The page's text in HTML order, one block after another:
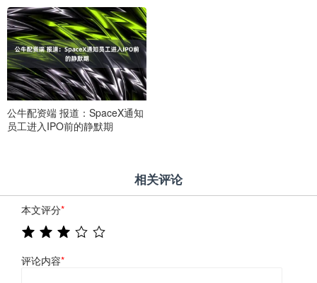
公牛配资端 报道：SpaceX通知
员工进入IPO前的静默期
相关评论
本文评分*
评论内容*